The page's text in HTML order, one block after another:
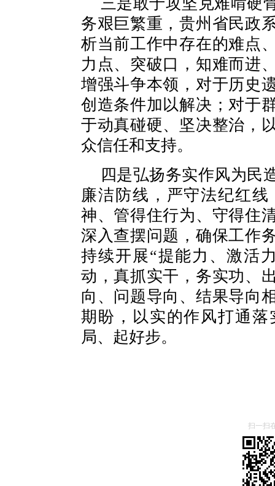
务艰巨繁重，贵州省民政
析当前工作中存在的难点
力点、突破口，知难而进
增强斗争本领，对于历史
创造条件加以解决；对于
于动真碰硬、坚决整治，
众信任和支持。
四是弘扬务实作风为民
廉洁防线，严守法纪红
神、管得住行为、守得住
深入查摆问题，确保工作
持续开展“提能力、激活
动，真抓实干，务实功、
向、问题导向、结果导向
期盼，以实的作风打通
局、起好步。
扫一扫